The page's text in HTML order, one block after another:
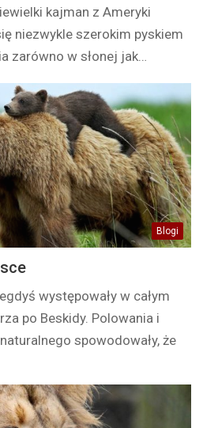
kajman z Ameryki
niezwykle szerokim pyskiem
zarówno w słonej jak…
Blogi
występowały w całym
po Beskidy. Polowania i
spowodowały, że